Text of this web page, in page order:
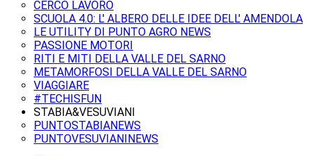
CERCO LAVORO
SCUOLA 4.0: L' ALBERO DELLE IDEE DELL' AMENDOLA
LE UTILITY DI PUNTO AGRO NEWS
PASSIONE MOTORI
RITI E MITI DELLA VALLE DEL SARNO
METAMORFOSI DELLA VALLE DEL SARNO
VIAGGIARE
#TECHISFUN
STABIA&VESUVIANI
PUNTOSTABIANEWS
PUNTOVESUVIANINEWS